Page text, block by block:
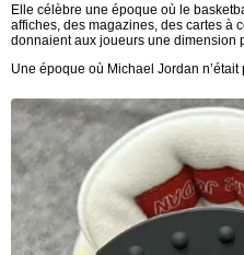
Elle célèbre une époque où le
affiches, des magazines, des cartes à
donnaient aux joueurs une dimension
Une époque où Michael Jordan n’était